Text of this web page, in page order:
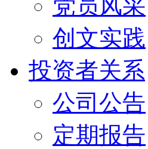
党员风采
创文实践
投资者关系
公司公告
定期报告